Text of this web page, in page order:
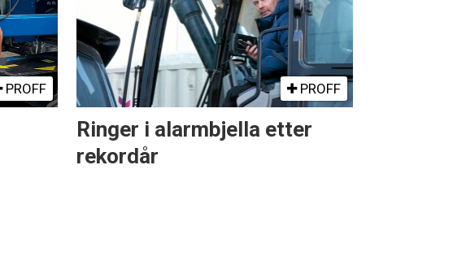
PROFF PROFF
Ringer i alarmbjella etter
rekordår